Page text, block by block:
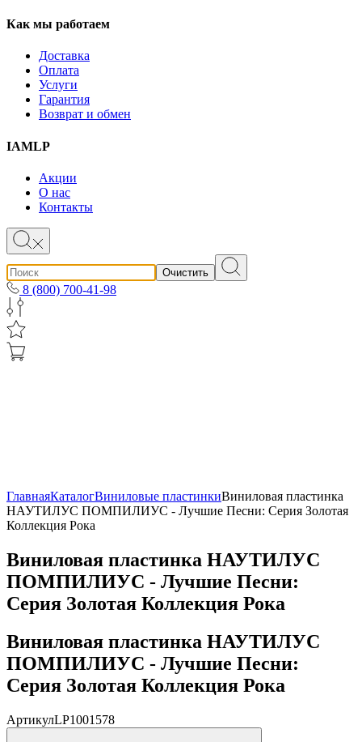
Как мы работаем
Доставка
Оплата
Услуги
Гарантия
Возврат и обмен
IAMLP
Акции
О нас
Контакты
Очистить
8 (800) 700-41-98
ГлавнаяКаталогВиниловые пластинкиВиниловая пластинка
НАУТИЛУС ПОМПИЛИУС - Лучшие Песни: Серия Золотая
Коллекция Рока
Виниловая пластинка НАУТИЛУС
ПОМПИЛИУС - Лучшие Песни:
Серия Золотая Коллекция Рока
Виниловая пластинка НАУТИЛУС
ПОМПИЛИУС - Лучшие Песни:
Серия Золотая Коллекция Рока
АртикулLP1001578